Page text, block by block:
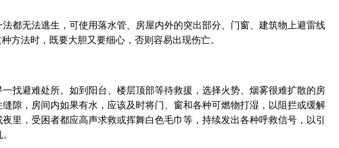
都无法逃生，可使用落水管、房屋内外的突出部分、门窗、建筑物上避雷线
方法时，既要大胆又要细心，否则容易出现伤亡。
找避难处所。如到阳台、楼层顶部等待救援，选择火势、烟雾很难扩散的房
隙，房间内如果有水，应该及时将门、窗和各种可燃物打湿，以阻拦或缓解
里，受困者都应高声求救或挥舞白色毛巾等，持续发出各种呼救信号，以引